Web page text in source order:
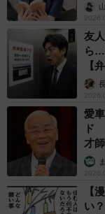
友
ら…
【
愛
ド
才
【
い